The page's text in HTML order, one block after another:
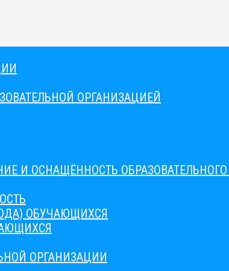
ОРГАНИЗАЦИЕЙ
И ОСНАЩЁННОСТЬ
ОБУЧАЮЩИХСЯ
ОРГАНИЗАЦИИ